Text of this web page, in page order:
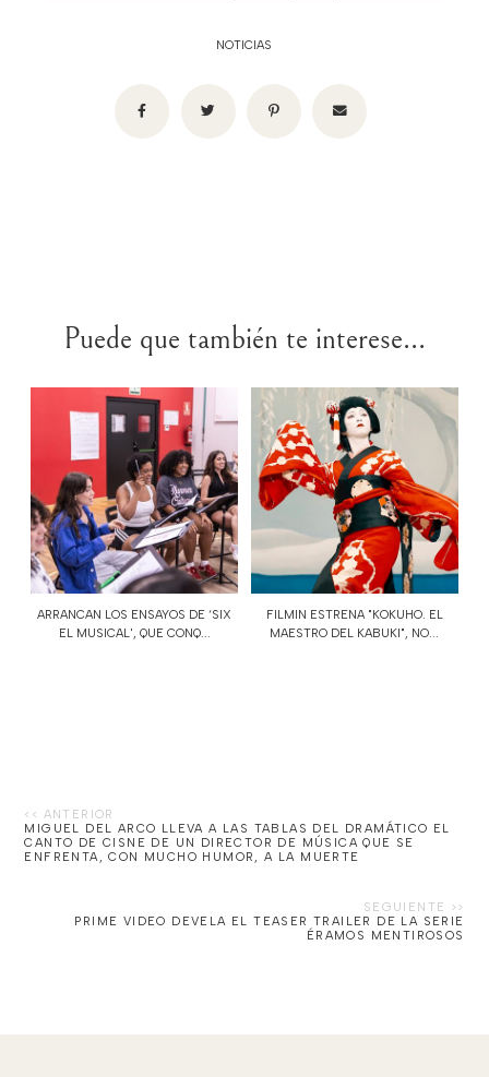
NOTICIAS
Puede que también te interese...
ARRANCAN LOS ENSAYOS DE ‘SIX
EL MUSICAL', QUE CONQ...
FILMIN ESTRENA "KOKUHO. EL
MAESTRO DEL KABUKI", NO...
MIGUEL DEL ARCO LLEVA A LAS TABLAS DEL DRAMÁTICO EL
CANTO DE CISNE DE UN DIRECTOR DE MÚSICA QUE SE
ENFRENTA, CON MUCHO HUMOR, A LA MUERTE
PRIME VIDEO DEVELA EL TEASER TRAILER DE LA SERIE
ÉRAMOS MENTIROSOS